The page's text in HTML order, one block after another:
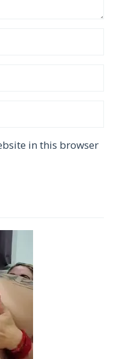
in this browser